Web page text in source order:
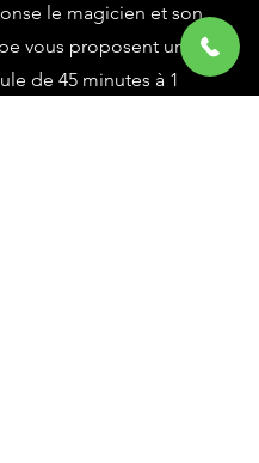
le magicien et son
vous proposent une
de 45 minutes à 1